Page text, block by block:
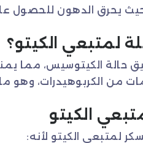
يحرق الدهون للحصول
لمتبعي الكيتو؟
حالة الكيتوسيس، مما
الكيتو
لمتبعي الكيتو لأنه: